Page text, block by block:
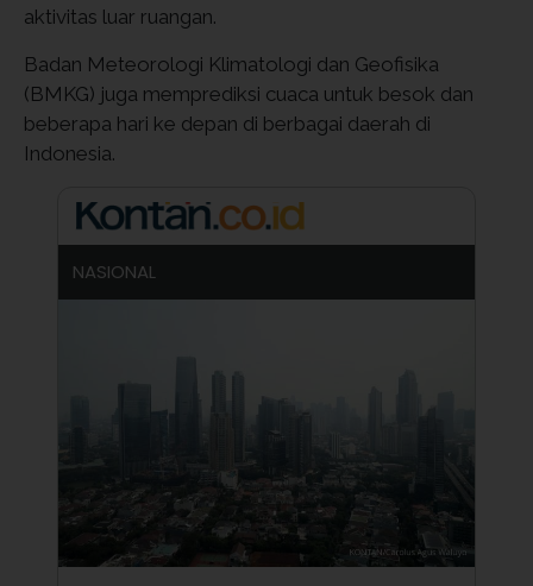
aktivitas luar ruangan.
Badan Meteorologi Klimatologi dan Geofisika
(BMKG) juga memprediksi cuaca untuk besok dan
beberapa hari ke depan di berbagai daerah di
Indonesia.
NASIONAL